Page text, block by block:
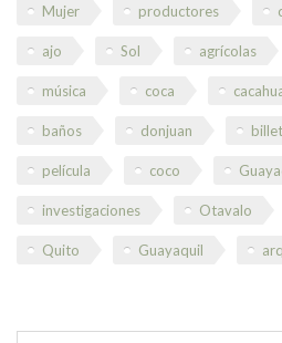
Mujer productores
ajo Sol agrícolas
música coca
baños donjuan
película coco
investigaciones Otavalo
Quito Guayaquil